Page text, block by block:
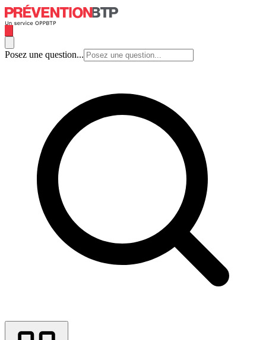
Posez une question...